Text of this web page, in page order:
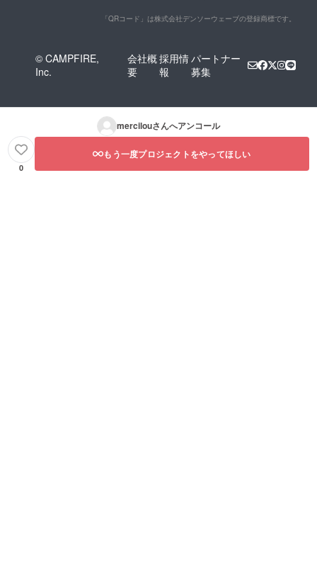
「QRコード」は株式会社デンソーウェーブの登録商標です。
© CAMPFIRE,
Inc.
会社概
要
採用情
報
パートナー
募集
mercilouさんへアンコール
0
もう一度プロジェクトをやってほしい